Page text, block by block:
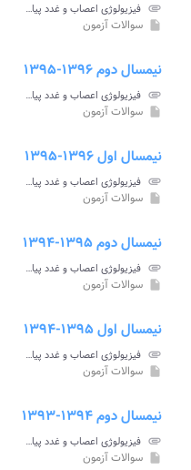
attachment فیزیولوژی اعصاب و غدد پیام نور
insert_drive_file سوالات آزمون
نیمسال دوم ۱۳۹۶-۱۳۹۵
attachment فیزیولوژی اعصاب و غدد پیام نور
insert_drive_file سوالات آزمون
نیمسال اول ۱۳۹۶-۱۳۹۵
attachment فیزیولوژی اعصاب و غدد پیام نور
insert_drive_file سوالات آزمون
نیمسال دوم ۱۳۹۵-۱۳۹۴
attachment فیزیولوژی اعصاب و غدد پیام نور
insert_drive_file سوالات آزمون
نیمسال اول ۱۳۹۵-۱۳۹۴
attachment فیزیولوژی اعصاب و غدد پیام نور
insert_drive_file سوالات آزمون
نیمسال دوم ۱۳۹۴-۱۳۹۳
attachment فیزیولوژی اعصاب و غدد پیام نور
insert_drive_file سوالات آزمون